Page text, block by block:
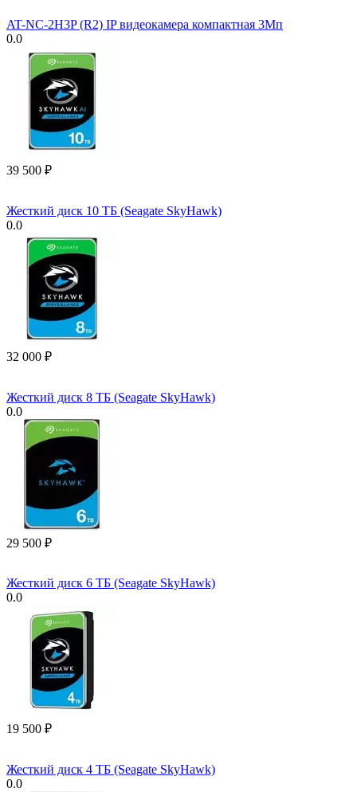
AT-NC-2H3P (R2) IP видеокамера компактная 3Мп
0.0
39 500 ₽
Жесткий диск 10 ТБ (Seagate SkyHawk)
0.0
32 000 ₽
Жесткий диск 8 ТБ (Seagate SkyHawk)
0.0
29 500 ₽
Жесткий диск 6 ТБ (Seagate SkyHawk)
0.0
19 500 ₽
Жесткий диск 4 ТБ (Seagate SkyHawk)
0.0